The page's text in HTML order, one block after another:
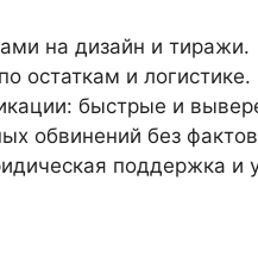
на дизайн и тиражи.
остаткам и логистике.
быстрые и
обвинений без
поддержка и